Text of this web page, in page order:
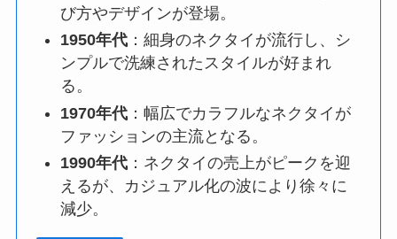
び方やデザインが登場。
1950年代 ：細身のネクタイが流行し、シ
ンプルで洗練されたスタイルが好まれ
る。
1970年代 ：幅広でカラフルなネクタイが
ファッションの主流となる。
1990年代 ： ネクタイの売上がピークを迎
えるが、カジュアル化の波により徐々に
減少。